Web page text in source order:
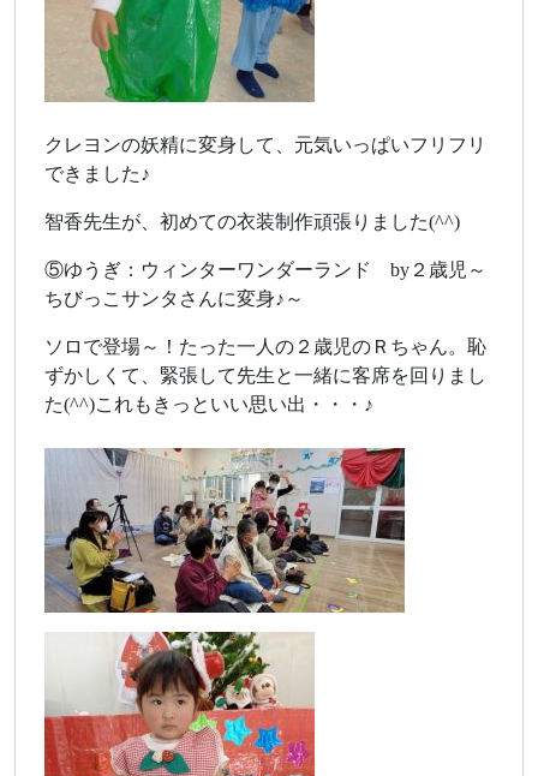
クレヨンの妖精に変身して、元気いっぱいフリフリ
できました♪
智香先生が、初めての衣装制作頑張りました(^^)
⑤ゆうぎ：ウィンターワンダーランド by２歳児～
ちびっこサンタさんに変身♪～
ソロで登場～！たった一人の２歳児のＲちゃん。恥
ずかしくて、緊張して先生と一緒に客席を回りまし
た(^^)これもきっといい思い出・・・♪